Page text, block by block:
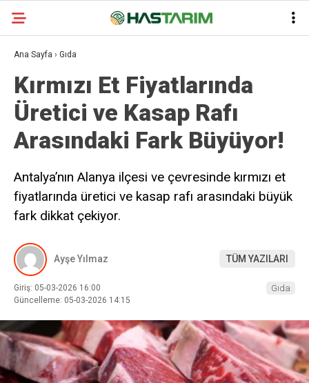
Ana Sayfa › Gıda
Kırmızı Et Fiyatlarında
Üretici ve Kasap Rafı
Arasındaki Fark Büyüyor!
Antalya’nın Alanya ilçesi ve çevresinde kırmızı et
fiyatlarında üretici ve kasap rafı arasındaki büyük
fark dikkat çekiyor.
Ayşe Yılmaz TÜM YAZILARI
Giriş: 05-03-2026 16:00
Güncelleme: 05-03-2026 14:15
Gıda